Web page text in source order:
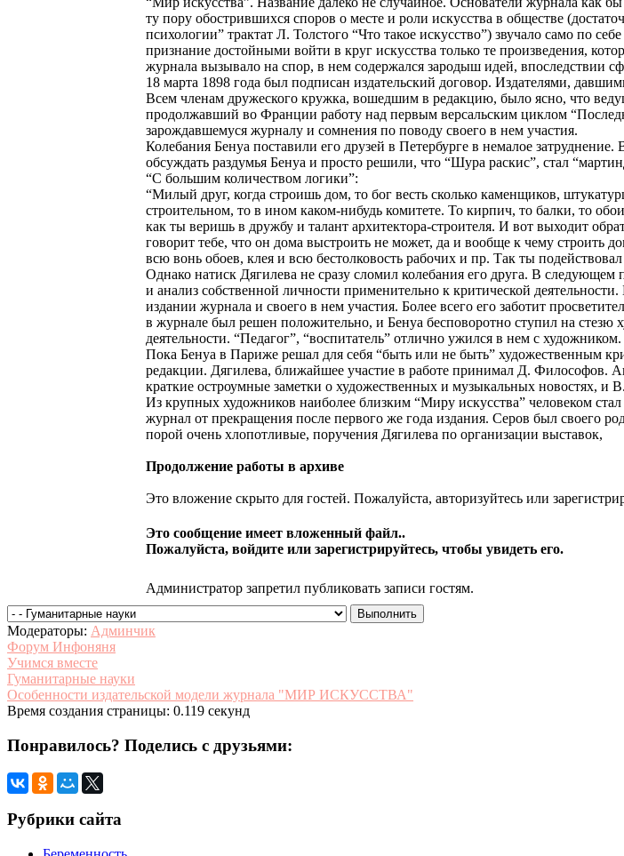
ту пору обострившихся споров о месте и роли искусства в обществе
психологии” трактат Л. Толстого “Что такое искусство”) звучало само по
признание достойными войти в круг искусства только те произведения,
журнала вызывало на спор, в нем содержался зародыш идей, впоследствии
18 марта 1898 года был подписан издательский договор. Издателями,
Всем членам дружеского кружка, вошедшим в редакцию, было ясно, что
продолжавший во Франции работу над первым версальским циклом
зарождавшемуся журналу и сомнения по поводу своего в нем участия.
Колебания Бенуа поставили его друзей в Петербурге в немалое
обсуждать раздумья Бенуа и просто решили, что “Шура раскис”, стал
“С большим количеством логики”:
“Милый друг, когда строишь дом, то бог весть сколько каменщиков,
строительном, то в ином каком-нибудь комитете. То кирпич, то балки, то
как ты веришь в дружбу и талант архитектора-строителя. И вот выходит
говорит тебе, что он дома выстроить не может, да и вообще к чему строить
всю вонь обоев, клея и всю бестолковость рабочих и пр. Так ты
Однако натиск Дягилева не сразу сломил колебания его друга. В
и анализ собственной личности применительно к критической
издании журнала и своего в нем участия. Более всего его заботит
в журнале был решен положительно, и Бенуа бесповоротно ступил на стезю
деятельности. “Педагог”, “воспитатель” отлично ужился в нем с художником.
Пока Бенуа в Париже решал для себя “быть или не быть” художественным
редакции. Дягилева, ближайшее участие в работе принимал Д.
краткие остроумные заметки о художественных и музыкальных новостях,
Из крупных художников наиболее близким “Миру искусства” человеком
журнал от прекращения после первого же года издания. Серов был своего
порой очень хлопотливые, поручения Дягилева по организации выставок,
Продолжение работы в архиве
Это вложение скрыто для гостей. Пожалуйста, авторизуйтесь или
Это сообщение имеет вложенный файл..
Пожалуйста, войдите или зарегистрируйтесь, чтобы увидеть его.
Администратор запретил публиковать записи гостям.
Модераторы: Админчик
Форум Инфоняня
Учимся вместе
Гуманитарные науки
Особенности издательской модели журнала "МИР ИСКУССТВА"
Время создания страницы: 0.119 секунд
Понравилось? Поделись с друзьями:
Рубрики сайта